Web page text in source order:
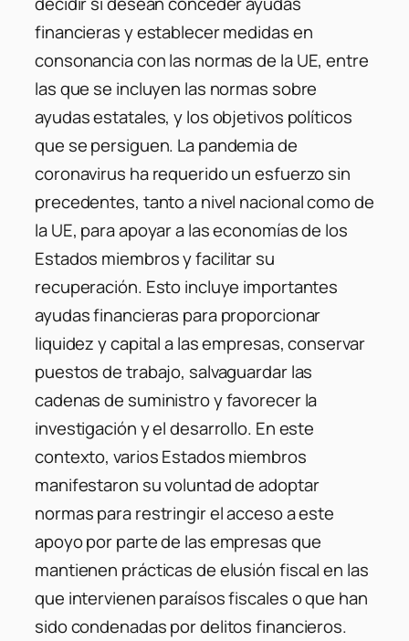
financieras y establecer medidas en
consonancia con las normas de la UE, entre
las que se incluyen las normas sobre
ayudas estatales, y los objetivos políticos
que se persiguen. La pandemia de
coronavirus ha requerido un esfuerzo sin
precedentes, tanto a nivel nacional como de
la UE, para apoyar a las economías de los
Estados miembros y facilitar su
recuperación. Esto incluye importantes
ayudas financieras para proporcionar
liquidez y capital a las empresas, conservar
puestos de trabajo, salvaguardar las
cadenas de suministro y favorecer la
investigación y el desarrollo. En este
contexto, varios Estados miembros
manifestaron su voluntad de adoptar
normas para restringir el acceso a este
apoyo por parte de las empresas que
mantienen prácticas de elusión fiscal en las
que intervienen paraísos fiscales o que han
sido condenadas por delitos financieros.